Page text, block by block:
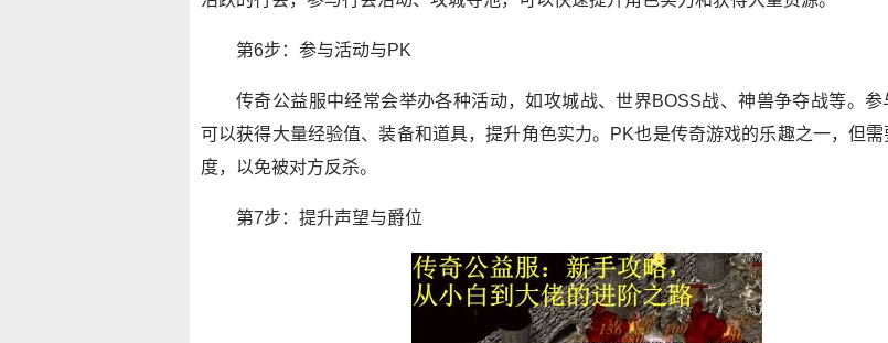
第6步：参与活动与PK
传奇公益服中经常会举办各种活动，如攻城战、世界BOSS战、神兽争夺战等。参
可以获得大量经验值、装备和道具，提升角色实力。PK也是传奇游戏的乐趣之一，但需
度，以免被对方反杀。
第7步：提升声望与爵位